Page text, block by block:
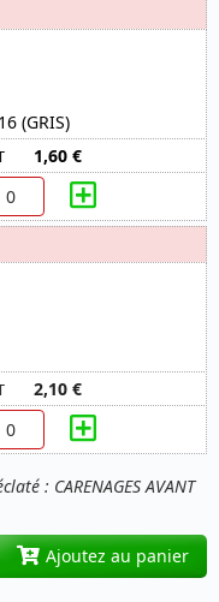
: CARENAGES AVANT
(GRIS)
1,60 €
2,10 €
Ajoutez au panier